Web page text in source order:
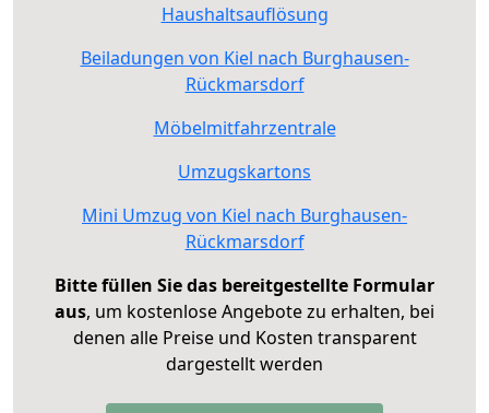
Haushaltsauflösung
Beiladungen von Kiel nach Burghausen-
Rückmarsdorf
Möbelmitfahrzentrale
Umzugskartons
Mini Umzug von Kiel nach Burghausen-
Rückmarsdorf
Bitte füllen Sie das bereitgestellte Formular
aus, um kostenlose Angebote zu erhalten, bei
denen alle Preise und Kosten transparent
dargestellt werden